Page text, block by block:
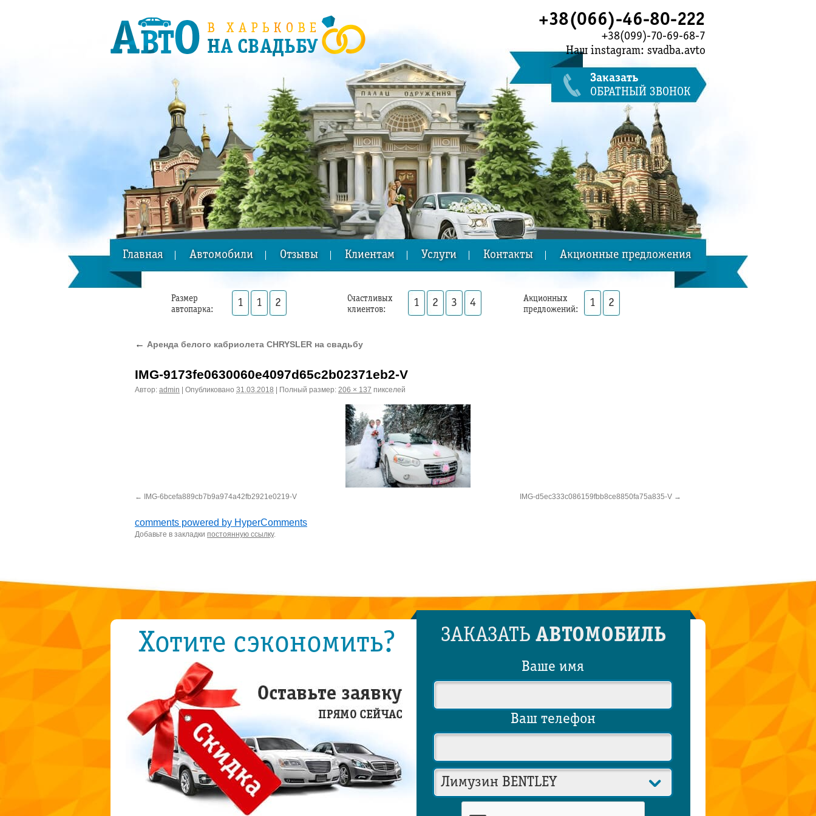
+38(066)-46-80-222
+38(099)-70-69-68-7
Наш instagram: svadba.avto
Заказать
ОБРАТНЫЙ ЗВОНОК
Главная Автомобили Отзывы Клиентам Услуги Контакты Акционные предложения
Размер
автопарка:
1 1 2
Счастливых
клиентов:
1 2 3 4
Акционных
предложений:
1 2
← Аренда белого кабриолета CHRYSLER на свадьбу
IMG-9173fe0630060e4097d65c2b02371eb2-V
Автор: admin Опубликовано 31.03.2018 Полный размер: 206 × 137 пикселей
IMG-6bcefa889cb7b9a974a42fb2921e0219-V IMG-d5ec333c086159fbb8ce8850fa75a835-V
comments powered by HyperComments
Добавьте в закладки постоянную ссылку.
Хотите сэкономить? ЗАКАЗАТЬ АВТОМОБИЛЬ
Ваше имя
Ваш телефон